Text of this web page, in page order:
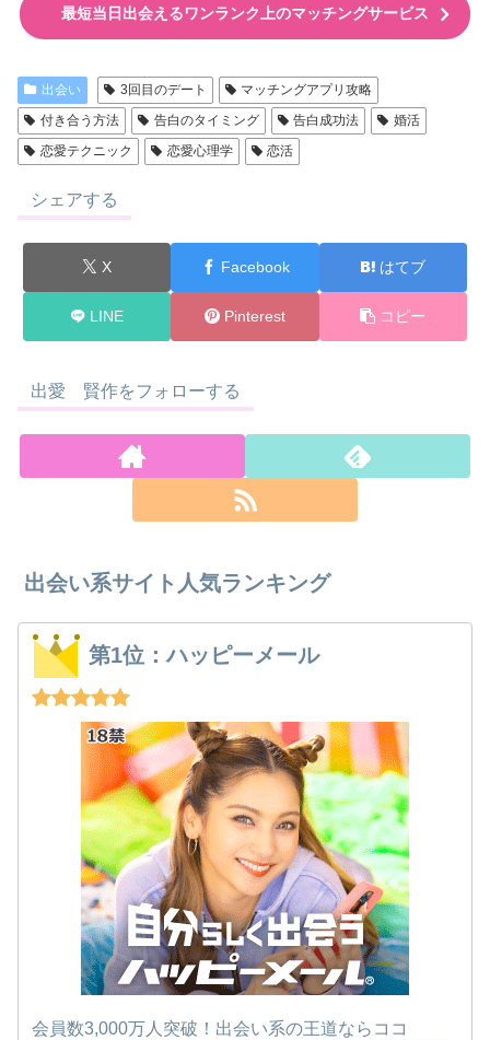
最短当日出会えるワンランク上のマッチングサービス
出会い 3回目のデート
マッチングアプリ攻略
付き合う方法
告白のタイミング 告白成功法
婚活
恋愛テクニック
恋愛心理学 恋活
シェアする
X Facebook はてブ
LINE Pinterest コピー
出愛 賢作をフォローする
出会い系サイト人気ランキング
第1位：ハッピーメール
会員数3,000万人突破！出会い系の王道ならココ